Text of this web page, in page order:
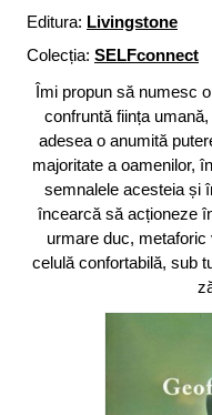
Editura: Livingstone
Colecția: SELFconnect
Îmi propun să numesc
confruntă ființa
adesea o anumită
majoritate a oamenilor,
semnalele acesteia și
încearcă să acționeze
urmare duc,
celulă confortabilă, sub